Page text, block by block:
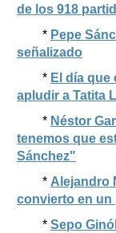
de los 918
* Pepe
señalizado
* El día
apludir a Tatita
* Néstor
tenemos que
Sánchez"
* Alejandro
convierto en un
* Sepo